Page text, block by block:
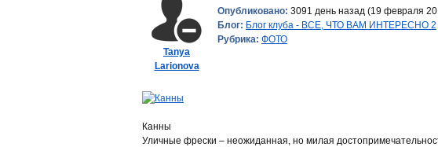
Tanya
Larionova
Опубликовано: 3091 день назад (19 февраля
Блог: Блог клуба - ВСЕ, ЧТО ВАМ ИНТЕРЕСНО 2
Рубрика: ФОТО
Канны
Уличные фрески – неожиданная, но милая